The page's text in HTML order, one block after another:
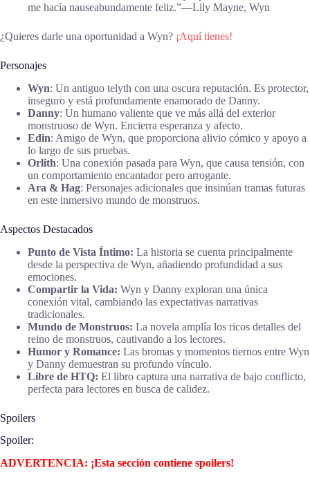
me hacía nauseabundamente feliz.”―Lily Mayne, Wyn
¿Quieres darle una oportunidad a Wyn? ¡Aquí tienes!
Personajes
Wyn: Un antiguo telyth con una oscura reputación. Es protector,
inseguro y está profundamente enamorado de Danny.
Danny: Un humano valiente que ve más allá del exterior
monstruoso de Wyn. Encierra esperanza y afecto.
Edin: Amigo de Wyn, que proporciona alivio cómico y apoyo a
lo largo de sus pruebas.
Orlith: Una conexión pasada para Wyn, que causa tensión, con
un comportamiento encantador pero arrogante.
Ara & Hag: Personajes adicionales que insinúan tramas futuras
en este inmersivo mundo de monstruos.
Aspectos Destacados
Punto de Vista Íntimo: La historia se cuenta principalmente
desde la perspectiva de Wyn, añadiendo profundidad a sus
emociones.
Compartir la Vida: Wyn y Danny exploran una única
conexión vital, cambiando las expectativas narrativas
tradicionales.
Mundo de Monstruos: La novela amplía los ricos detalles del
reino de monstruos, cautivando a los lectores.
Humor y Romance: Las bromas y momentos tiernos entre Wyn
y Danny demuestran su profundo vínculo.
Libre de HTQ: El libro captura una narrativa de bajo conflicto,
perfecta para lectores en busca de calidez.
Spoilers
Spoiler:
ADVERTENCIA: ¡Esta sección contiene spoilers!